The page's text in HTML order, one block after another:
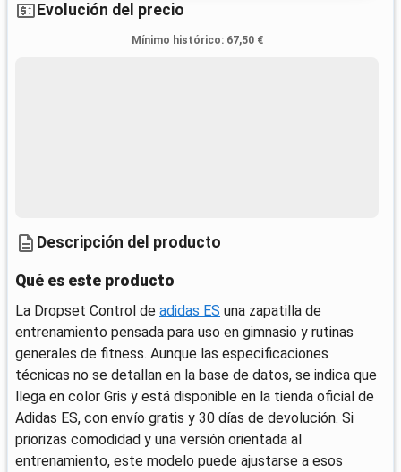
Evolución del precio
Mínimo histórico: 67,50 €
Descripción del producto
Qué es este producto
La Dropset Control de adidas ES una zapatilla de
entrenamiento pensada para uso en gimnasio y rutinas
generales de fitness. Aunque las especificaciones
técnicas no se detallan en la base de datos, se indica que
llega en color Gris y está disponible en la tienda oficial de
Adidas ES, con envío gratis y 30 días de devolución. Si
priorizas comodidad y una versión orientada al
entrenamiento, este modelo puede ajustarse a esos